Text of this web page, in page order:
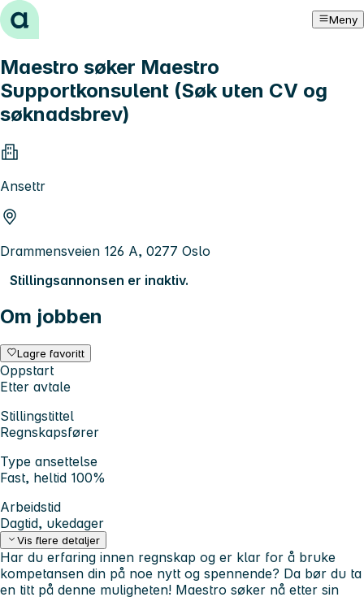
Hopp til innhold Meny
Maestro søker Maestro
Supportkonsulent (Søk uten CV og
søknadsbrev)
Ansettr
Drammensveien 126 A, 0277 Oslo
Stillingsannonsen er inaktiv.
Om jobben
Lagre favoritt
Oppstart
Etter avtale
Stillingstittel
Regnskapsfører
Type ansettelse
Fast, heltid 100%
Arbeidstid
Dagtid, ukedager
Vis flere detaljer
Har du erfaring innen regnskap og er klar for å bruke
kompetansen din på noe nytt og spennende? Da bør du ta
en titt på denne muligheten! Maestro søker nå etter sin